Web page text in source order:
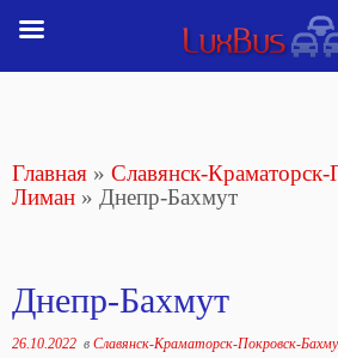
Главная » Славянск-
Лиман » Днепр-Бахмут
Днепр-Бахмут
26.10.2022 в Славянск-Краматорск-Покровск-